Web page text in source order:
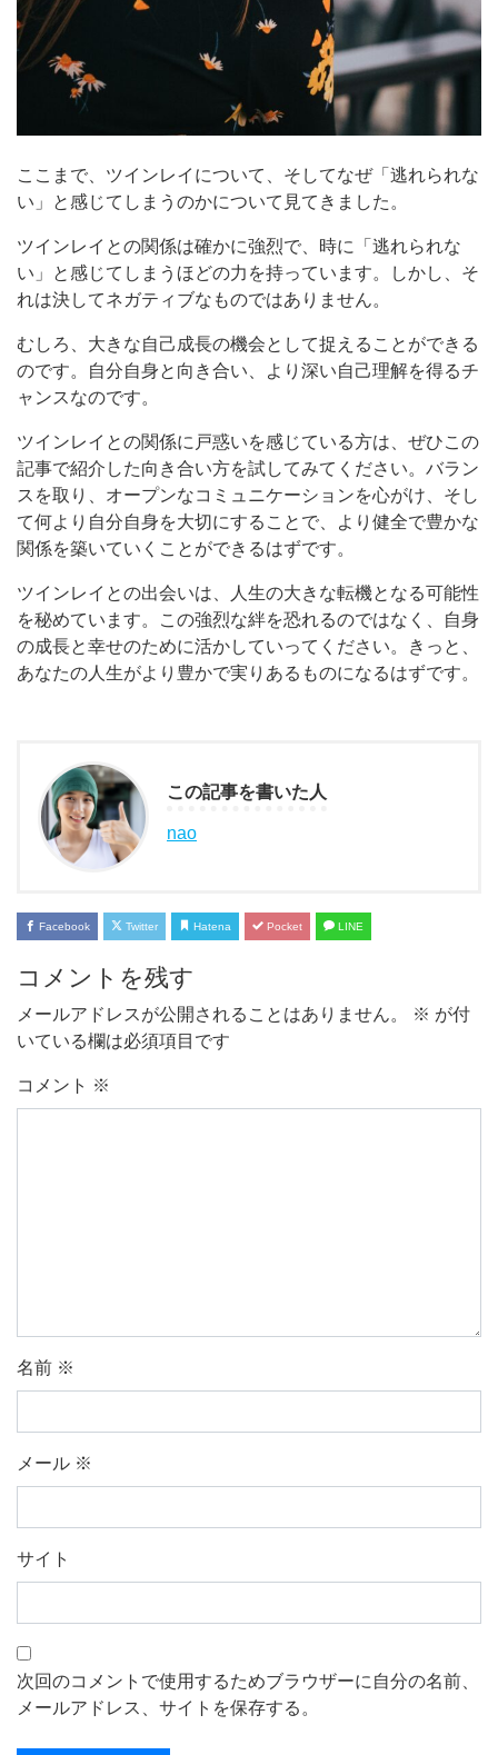
ここまで、ツインレイについて、そしてなぜ「逃れられな
い」と感じてしまうのかについて見てきました。
ツインレイとの関係は確かに強烈で、時に「逃れられな
い」と感じてしまうほどの力を持っています。しかし、そ
れは決してネガティブなものではありません。
むしろ、大きな自己成長の機会として捉えることができる
のです。自分自身と向き合い、より深い自己理解を得るチ
ャンスなのです。
ツインレイとの関係に戸惑いを感じている方は、ぜひこの
記事で紹介した向き合い方を試してみてください。バラン
スを取り、オープンなコミュニケーションを心がけ、そし
て何より自分自身を大切にすることで、より健全で豊かな
関係を築いていくことができるはずです。
ツインレイとの出会いは、人生の大きな転機となる可能性
を秘めています。この強烈な絆を恐れるのではなく、自身
の成長と幸せのために活かしていってください。きっと、
あなたの人生がより豊かで実りあるものになるはずです。
この記事を書いた人
nao
Facebook Twitter Hatena Pocket LINE
コメントを残す
メールアドレスが公開されることはありません。 ※ が付
いている欄は必須項目です
コメント ※
名前 ※
メール ※
サイト
次回のコメントで使用するためブラウザーに自分の名前、
メールアドレス、サイトを保存する。